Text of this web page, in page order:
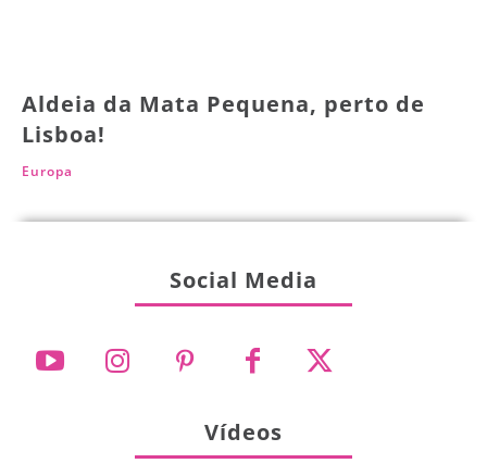
Aldeia da Mata Pequena, perto de
Lisboa!
Europa
Social Media
Vídeos